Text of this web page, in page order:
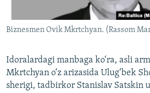
Biznesmen Ovik Mkrtchyan. (Rassom
Idoralardagi manbaga ko‘ra, asli
Mkrtchyan o‘z arizasida Ulug‘bek
sherigi, tadbirkor Stanislav Satskin